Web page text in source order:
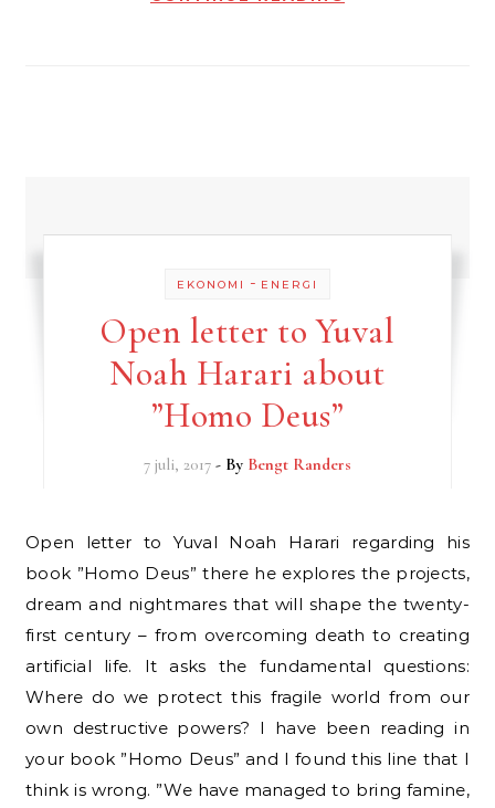
EKONOMI - ENERGI
Open letter to Yuval
Noah Harari about
”Homo Deus”
7 juli, 2017 - By Bengt Randers
Open letter to Yuval Noah Harari regarding his
book ”Homo Deus” there he explores the projects,
dream and nightmares that will shape the twenty-
first century – from overcoming death to creating
artificial life. It asks the fundamental questions:
Where do we protect this fragile world from our
own destructive powers? I have been reading in
your book ”Homo Deus” and I found this line that I
think is wrong. ”We have managed to bring famine,